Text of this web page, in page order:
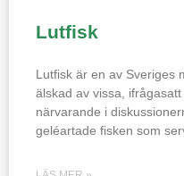
Lutfisk
Lutfisk är en av Sveriges
älskad av vissa,
närvarande i
geléartade fisken som